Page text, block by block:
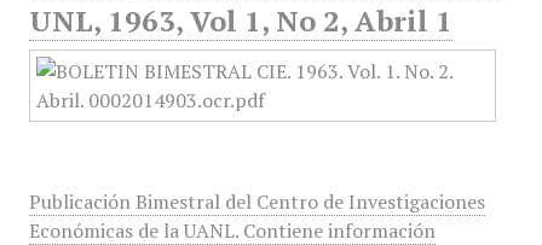
UNL, 1963, Vol 1, No 2, Abril 1
Publicación Bimestral del Centro de Investigaciones
Económicas de la UANL. Contiene información